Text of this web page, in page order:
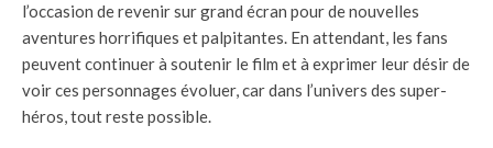
l’occasion de revenir sur grand écran pour de nouvelles
aventures horrifiques et palpitantes. En attendant, les fans
peuvent continuer à soutenir le film et à exprimer leur désir de
voir ces personnages évoluer, car dans l’univers des super-
héros, tout reste possible.